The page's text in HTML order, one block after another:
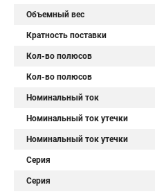
Объемный вес
Кратность поставки
Кол-во полюсов
Кол-во полюсов
Номинальный ток
Номинальный ток утечки
Номинальный ток утечки
Серия
Серия